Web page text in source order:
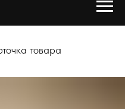
товара